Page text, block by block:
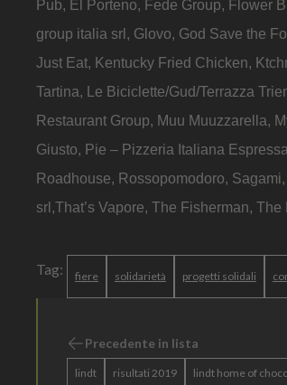
Pub, El Porteno, Fede Group, Flower
group italia srl, Glovo, God Save the
Just Eat, Kentucky Fried Chicken,
Tartina, Le Biciclette/Gud/Terrazza
Restaurant Group, Muu Muuzzarella,
Giusto, Pie – Pizzeria Italiana
Roadhouse, Rossopomodoro,
srl,That’s Vapore, The Fisherman,
Tag: fiere solidarietà progetti solidali
Precedente in lista
lindt risultati 2019 lindt home of